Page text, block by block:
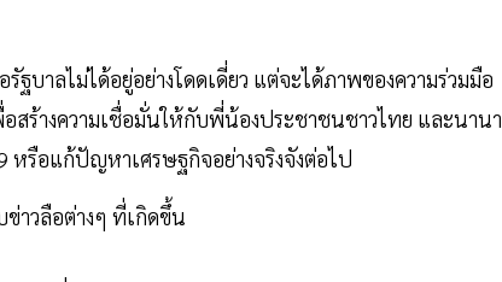
บาลไม่ได้อยู่อย่างโดดเดี่ยว แต่จะได้ภาพของความร่วมมือ
สร้างความเชื่อมั่นให้กับพี่น้องประชาชนชาวไทย และนานา
หรือแก้ปัญหาเศรษฐกิจอย่างจริงจังต่อไป
าวลือต่างๆ ที่เกิดขึ้น